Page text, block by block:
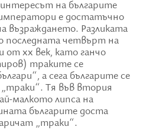
на българите
е достатъчно
възраждането. Разликата
последната четвърт на
от xx век, като ганчо
траките се
а сега българите се
Тя във втория
малкото липса на
българите доста
„траки“.